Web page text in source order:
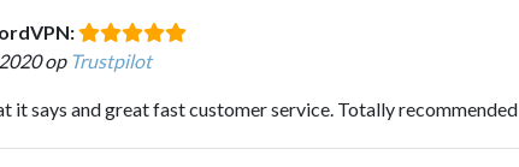
op Trustpilot
it says and great fast customer service. Totally recommended